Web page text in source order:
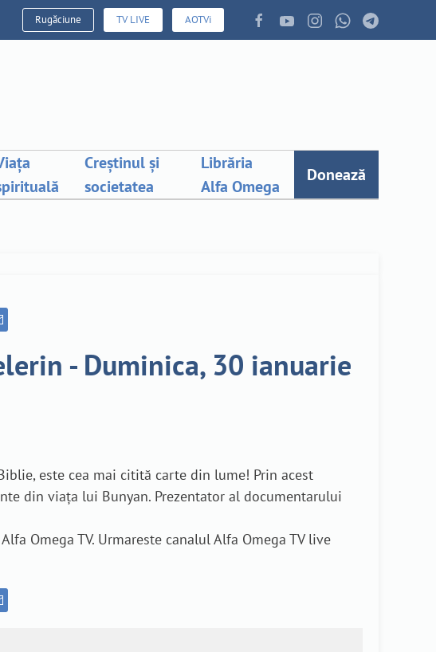
Rugăciune TV LIVE AOTVi
Creștinul și
societatea
Librăria
Alfa Omega
Donează
- Duminica, 30 ianuarie
este cea mai citită carte din lume! Prin acest
din viața lui Bunyan. Prezentator al documentarului
Omega TV. Urmareste canalul Alfa Omega TV live